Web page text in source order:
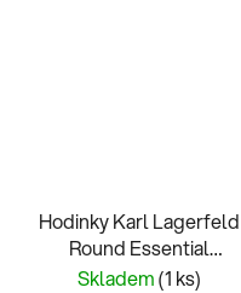
Hodinky Karl Lagerfeld
Round Essential
R0553101516 + náramek
Skladem(1 ks)